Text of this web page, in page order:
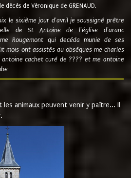
de Véronique de GRENAUD.
le sixième jour d'avril je soussigné prêtre
de St Antoine de l'église d'aranc
Rougemont qui decéda munie de ses
mois ont assistés au obsèques me charles
cachet curé de ???? et me antoine
animaux peuvent venir y paître... Il